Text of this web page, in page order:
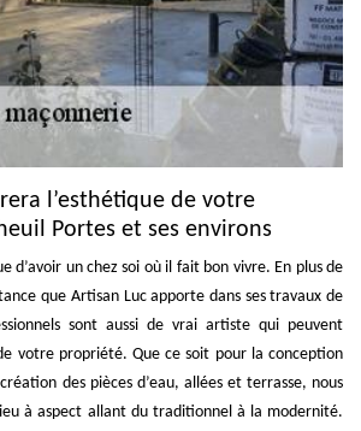
l’esthétique de votre
Portes et ses environs
d’avoir un chez soi où il fait bon vivre. En plus de
que Artisan Luc apporte dans ses travaux de
sont aussi de vrai artiste qui peuvent
votre propriété. Que ce soit pour la conception
des pièces d’eau, allées et terrasse, nous
à aspect allant du traditionnel à la modernité.